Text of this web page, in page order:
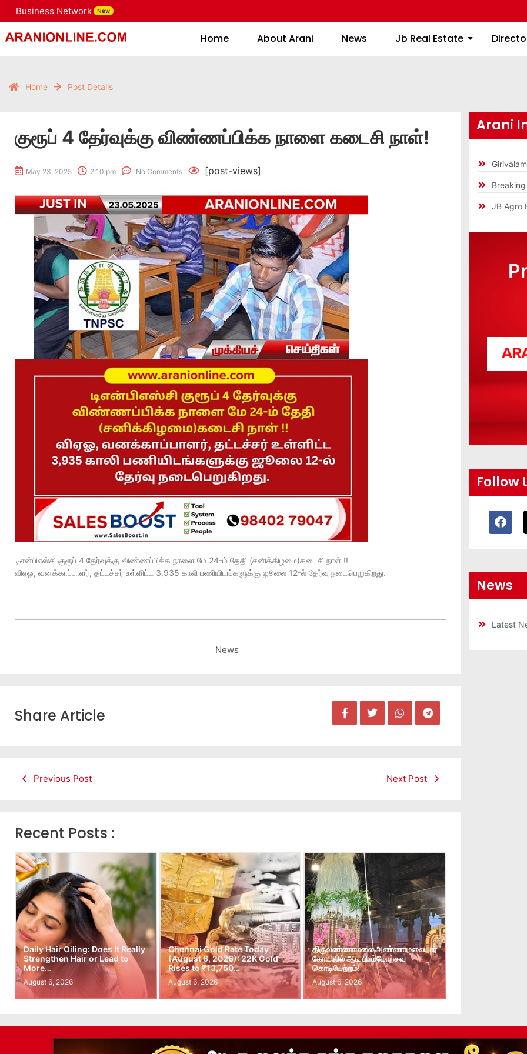
Business Network New
Home About Arani News Jb Real Estate
Home About Arani News Jb Real Estate
Home Post Details
குரூப் 4 தேர்வுக்கு விண்ணப்பிக்க நாளை கடைசி நாள்!
May 23, 2025 2:10 pm No Comments [post-views]
டிஎன்பிஎஸ்சி குரூப் 4 தேர்வுக்கு விண்ணப்பிக்க நாளை மே 24-ம் தேதி (சனிக்கிழமை)கடைசி நாள் !!
விஏஓ, வனக்காப்பாளர், தட்டச்சர் உள்ளிட்ட 3,935 காலி பணியிடங்களுக்கு ஜூலை 12-ல் தேர்வு நடைபெறுகிறது.
News
Share Article
Previous Post Next Post
Recent Posts :
Daily Hair Oiling: Does It Really
Strengthen Hair or Lead to
More…
August 6, 2026
Chennai Gold Rate Today
(August 6, 2026): 22K Gold
Rises to ₹13,750…
August 6, 2026
திருவண்ணாமலை அண்ணாமலையார்
கோயிலில் ஆடி பிரம்மோற்சவ
கொடியேற்றம்!
August 6, 2026
Arani
JB Agro
Follow
News
Latest